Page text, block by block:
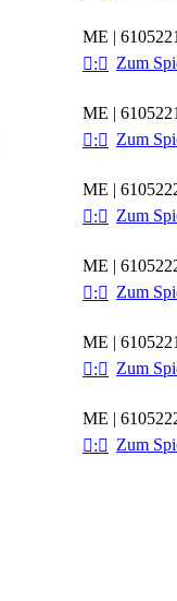
ME |
: Zum
ME |
: Zum
ME |
: Zum
ME |
: Zum
ME |
: Zum
ME |
: Zum